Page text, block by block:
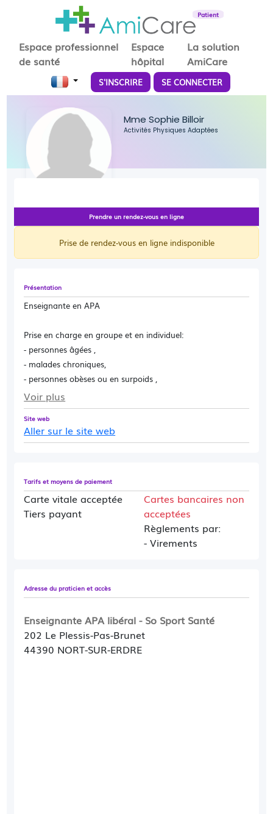
Patient
Espace professionnel
de santé
Espace
hôpital
La solution
AmiCare
S'INSCRIRE SE CONNECTER
Mme Sophie Billoir
Activités Physiques Adaptées
Présentation
Enseignante en APA
Prise en charge en groupe et en individuel:
- personnes âgées ,
- malades chroniques,
- personnes obèses ou en surpoids ,
- enfants handicapés, etc
Voir plus
Site web
Aller sur le site web
Tarifs et moyens de paiement
Carte vitale acceptée
Tiers payant
Cartes bancaires non
acceptées
Règlements par:
- Virements
Adresse du praticien et accès
Enseignante APA libéral - So Sport Santé
202 Le Plessis-Pas-Brunet
44390 NORT-SUR-ERDRE
Prendre un rendez-vous en ligne
Prise de rendez-vous en ligne indisponible